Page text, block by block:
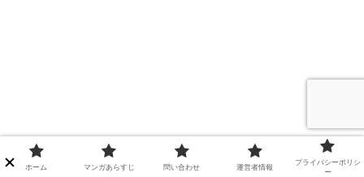
ホーム マンガあらすじ 問い合わせ 運営者情報
プライバシーポリシ
ー